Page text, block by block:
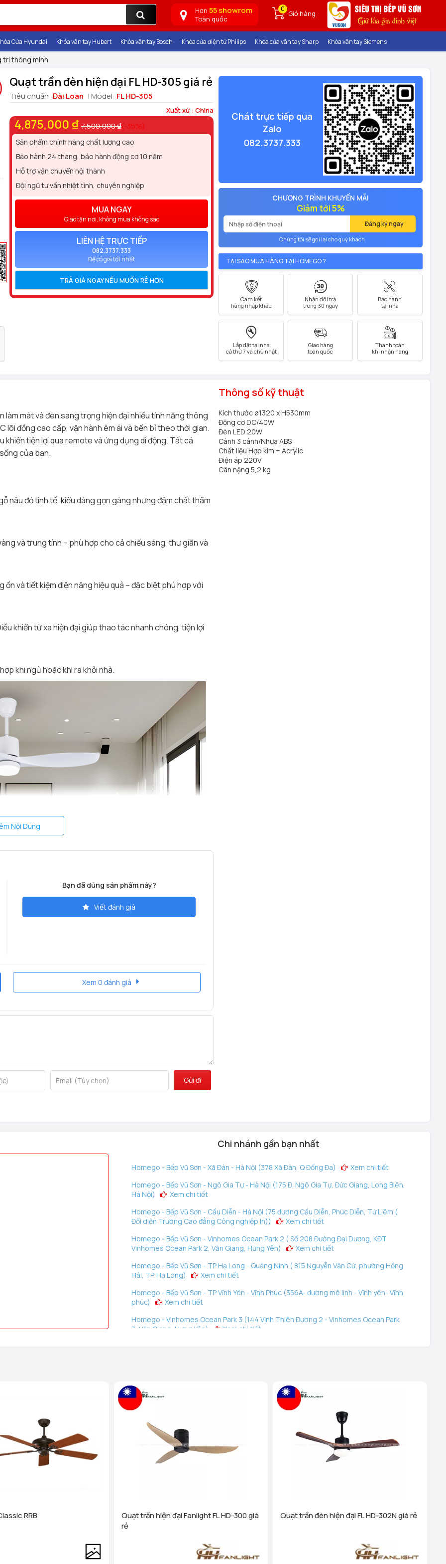
Hơn 55 showrom
Toàn quốc
0
Giỏ hàng
Cửa Hyundai Khóa vân tay Hubert Khóa vân tay Bosch Khóa cửa điện tử Philips Khóa cửa vân tay Sharp Khóa vân tay Siemens
trí thông minh
Quạt trần đèn hiện đại FL HD-305 giá rẻ
Tiêu chuẩn: Đài Loan | Model: FL HD-305
Xuất xứ : China
4,875,000 ₫ 7,500,000 ₫(-35%)
Sản phẩm chính hãng chất lượng cao
Bảo hành 24 tháng, bảo hành động cơ 10 năm
Hỗ trợ vận chuyển nội thành
Đội ngũ tư vấn nhiệt tình, chuyên nghiệp
MUA NGAY
Giao tận nơi, không mua không sao
LIÊN HỆ TRỰC TIẾP
082.3737.333
Để có giá tốt nhất
TRẢ GIÁ NGAY NẾU MUỐN RẺ HƠN
Chát trực tiếp qua
Zalo
082.3737.333
CHƯƠNG TRÌNH KHUYẾN MÃI
Giảm tới 5%
Đăng ký ngay
Chúng tôi sẽ gọi lại cho quý khách
TẠI SAO MUA HÀNG TẠI HOMEGO ?
Cam kết
hàng nhập khẩu
Nhận đổi trả
trong 30 ngày
Bảo hành
tại nhà
Lắp đặt tại nhà
cả thứ 7 và chủ nhật
Giao hàng
toàn quốc
Thanh toán
khi nhận hàng
làm mát và đèn sang trọng hiện đại nhiều tính năng thông
lõi đồng cao cấp, vận hành êm ái và bền bỉ theo thời gian.
khiển tiện lợi qua remote và ứng dụng di động. Tất cả
của bạn.
nâu đỏ tinh tế, kiểu dáng gọn gàng nhưng đậm chất thẩm
và trung tính – phù hợp cho cả chiếu sáng, thư giãn và
và tiết kiệm điện năng hiệu quả – đặc biệt phù hợp với
khiển từ xa hiện đại giúp thao tác nhanh chóng, tiện lợi
khi ngủ hoặc khi ra khỏi nhà.
tiết kiệm không gian và chi phí đầu tư. Lựa chọn lý tưởng
trong mọi thời điểm trong ngày. Đặc biệt, chức năng đảo
điện, giúp bạn yên tâm sử dụng thường xuyên mà vẫn tối
đảm bảo khoảng cách tối thiểu từ cánh quạt đến sàn nhà
đổi màu ánh sáng và hẹn giờ theo nhu cầu.
hãng tại hệ thống 60 cửa hàng Homego và bếp Vũ
kinh nghiệm trong lĩnh vực lắp đặt
quạt trần
cách nhanh nhất.
Nội Dung
Bạn đã dùng sản phẩm này?
Viết đánh giá
Xem 0 đánh giá
Gửi đi
Thông số kỹ thuật
Kích thước ø1320 x H530mm
Động cơ DC/40W
Đèn LED 20W
Cánh 3 cánh/Nhựa ABS
Chất liệu Hợp kim + Acrylic
Điện áp 220V
Cân nặng 5,2 kg
Chi nhánh gần bạn nhất
Homego - Bếp Vũ Sơn - Xã Đàn - Hà Nội (378 Xã Đàn, Q Đống Đa)
Xem chi tiết
Homego - Bếp Vũ Sơn - Ngô Gia Tự - Hà Nội (175 Đ. Ngô Gia Tự, Đức Giang, Long Biên,
Hà Nội)
Xem chi tiết
Homego - Bếp Vũ Sơn - Cầu Diễn - Hà Nội (75 đường Cầu Diễn, Phúc Diễn, Từ Liêm (
Đối diện Trường Cao đẳng Công nghiệp In))
Xem chi tiết
Homego - Bếp Vũ Sơn - Vinhomes Ocean Park 2 ( Số 208 Đường Đại Dương, KĐT
Vinhomes Ocean Park 2, Văn Giang, Hưng Yên)
Xem chi tiết
Homego - Bếp Vũ Sơn - TP Hạ Long - Quảng Ninh ( 815 Nguyễn Văn Cừ, phường Hồng
Hải, TP. Hạ Long)
Xem chi tiết
Homego - Bếp Vũ Sơn - TP Vĩnh Yên - Vĩnh Phúc (356A- đường mê linh - Vĩnh yên- Vĩnh
phúc)
Xem chi tiết
Homego - Vinhomes Ocean Park 3 (144 Vịnh Thiên Đường 2 - Vinhomes Ocean Park
3, Văn Giang, Hưng Yên)
Xem chi tiết
Homego - Ngô Quyền - TP Hải Dương (189 Ngô Quyền, P. Thanh Trung, Hải Dương)
Homego - Bếp Vũ Sơn - Tuyên Quang (Cổng Nhà Văn Hóa TDP Thôn Tân Phúc, Thị
Trấn Sơn Dương, Huyện Sơn Dương)
Xem chi tiết
Homego - Bếp Vũ Sơn - TP Thanh Hóa (Số 07 Đại Lộ Lê Lợi (Đối diện công viên Hội An)
- P Lam Sơn - TP Thanh Hoá)
Xem chi tiết
(cạnh cà phê Bách Viên) TP Nha Trang)
Homego - Bếp Vũ Sơn - TP Vinh - Nghệ An (58a Phạm Đình Toái, Phường Hà Huy Tập,
RRB
Quạt trần hiện đại Fanlight FL HD-300 giá
rẻ
Quạt trần đèn hiện đại FL HD-302N giá rẻ